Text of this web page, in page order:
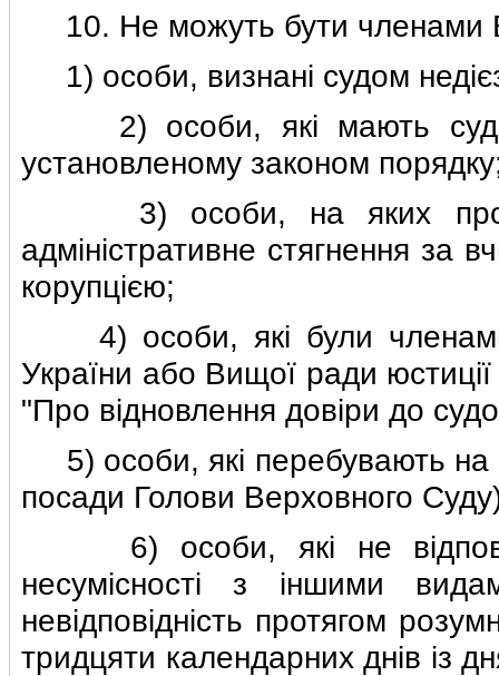
10. Не можуть бути членами
1) особи, визнанi судом
2) особи, якi мають
установленому законом
3) особи, на яких
адмiнiстративне стягнення за
корупцiєю;
4) особи, якi були членами
України або Вищої ради
"Про вiдновлення довiри до
5) особи, якi перебувають на
посади Голови Верховного
6) особи, якi не
несумiсностi з iншими
невiдповiднiсть протягом
тридцяти календарних днiв iз